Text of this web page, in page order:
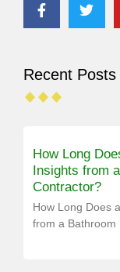
Recent Posts
How Long
Insights from
Contractor?
How Long Does
from a Bathroom